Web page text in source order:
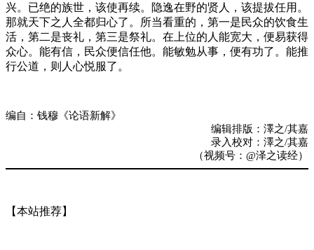
兴。已绝的族世，该使再续。隐逸在野的贤人，该提拔任用。
那就天下之人全都归心了。所当看重的，第一是民众的饮食生
活，第二是丧礼，第三是祭礼。在上位的人能宽大，便易获得
众心。能有信，民众便信任他。能敏勉从事，便有功了。能推
行公道，则人心悦服了。
编自：钱穆《论语新解》
编辑排版：澤之/其嘉
录入校对：澤之/其嘉
（视频号：@泽之读经）
【本站推荐】